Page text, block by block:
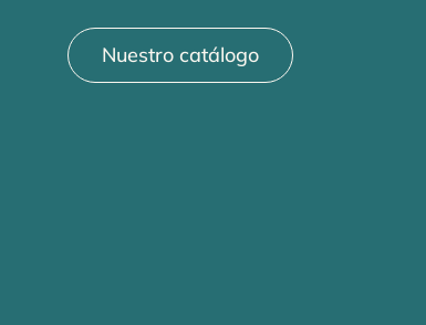
Nuestro catálogo